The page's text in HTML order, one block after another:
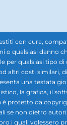
con cura,
qualsiasi danno
per qualsiasi tipo
altri costi similari,
una testata
la grafica, il
protetto da
non dietro
i quali volessero